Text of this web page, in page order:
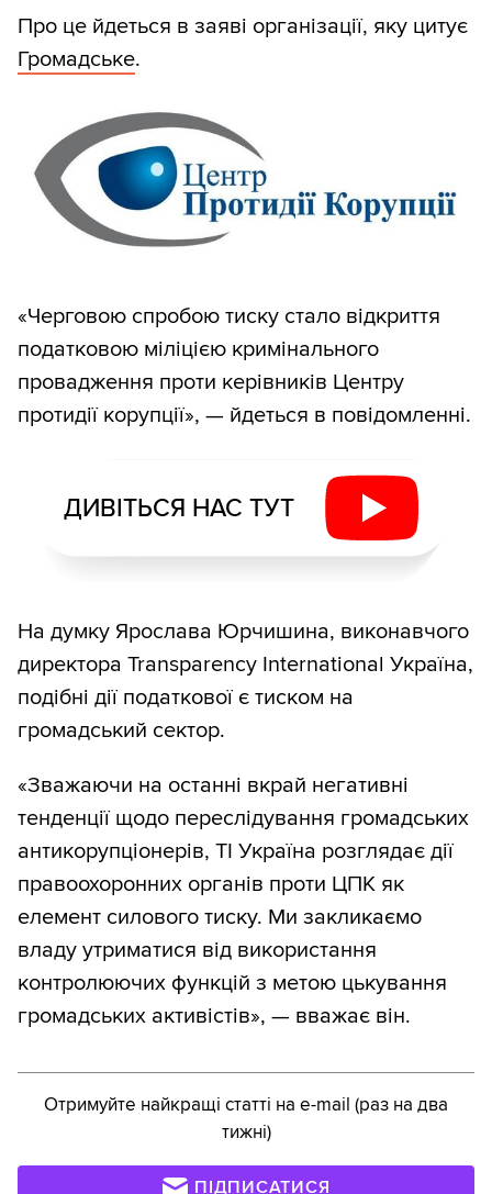
Про це йдеться в заяві організації, яку цитує
Громадське.
«Черговою спробою тиску стало відкриття
податковою міліцією кримінального
провадження проти керівників Центру
протидії корупції», — йдеться в повідомленні.
ДИВІТЬСЯ НАС ТУТ
На думку Ярослава Юрчишина, виконавчого
директора Transparency International Україна,
подібні дії податкової є тиском на
громадський сектор.
«Зважаючи на останні вкрай негативні
тенденції щодо переслідування громадських
антикорупціонерів, ТІ Україна розглядає дії
правоохоронних органів проти ЦПК як
елемент силового тиску. Ми закликаємо
владу утриматися від використання
контролюючих функцій з метою цькування
громадських активістів», — вважає він.
Отримуйте найкращі статті на e-mail (раз на два
тижні)
ПІДПИСАТИСЯ